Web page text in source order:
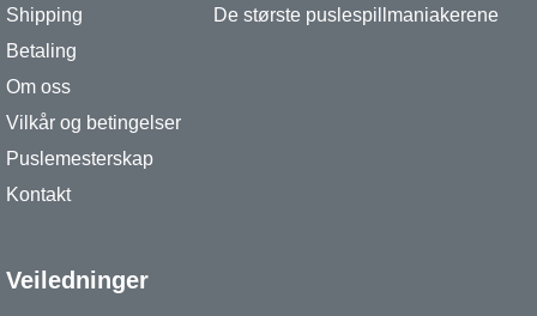
Shipping
Betaling
Om oss
Vilkår og betingelser
Puslemesterskap
Kontakt
De største puslespillmaniakerene
Veiledninger